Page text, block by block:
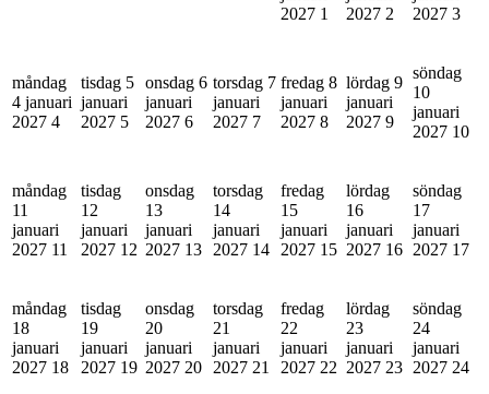
2027 1
2027 2
2027 3
måndag
4 januari
2027 4
tisdag 5
januari
2027 5
onsdag 6
januari
2027 6
torsdag 7
januari
2027 7
fredag 8
januari
2027 8
lördag 9
januari
2027 9
söndag
10
januari
2027 10
måndag
11
januari
2027 11
tisdag
12
januari
2027 12
onsdag
13
januari
2027 13
torsdag
14
januari
2027 14
fredag
15
januari
2027 15
lördag
16
januari
2027 16
söndag
17
januari
2027 17
måndag
18
januari
2027 18
tisdag
19
januari
2027 19
onsdag
20
januari
2027 20
torsdag
21
januari
2027 21
fredag
22
januari
2027 22
lördag
23
januari
2027 23
söndag
24
januari
2027 24